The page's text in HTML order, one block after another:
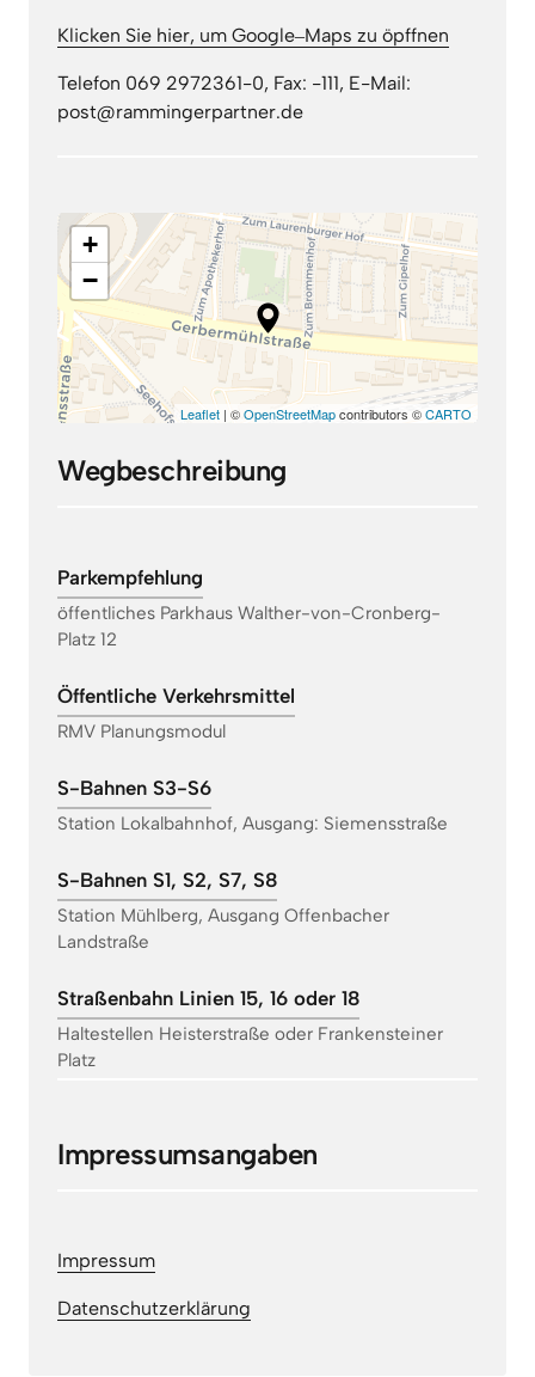
Klicken Sie hier, um Google‒Maps zu öpffnen
Telefon 069 2972361-0, Fax: -111, E-Mail:
post@rammingerpartner.de
+
−
Leaflet | ©OpenStreetMapcontributors ©CARTO
Wegbeschreibung
Parkempfehlung
öffentliches Parkhaus Walther-von-Cronberg-
Platz 12
Öffentliche Verkehrsmittel
RMV Planungsmodul
S-Bahnen S3-S6
Station Lokalbahnhof, Ausgang: Siemensstraße
S-Bahnen S1, S2, S7, S8
Station Mühlberg, Ausgang Offenbacher
Landstraße
Straßenbahn Linien 15, 16 oder 18
Haltestellen Heisterstraße oder Frankensteiner
Platz
Impressumsangaben
Impressum
Datenschutzerklärung